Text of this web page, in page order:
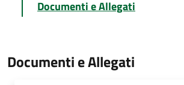
Documenti e Allegati
Documenti e Allegati